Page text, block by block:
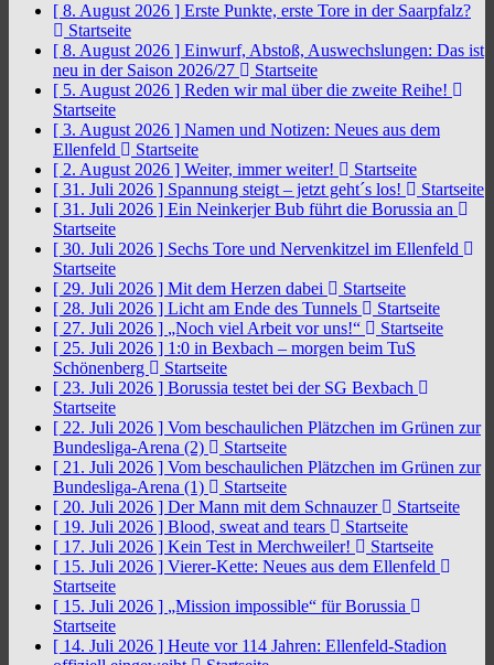
[ 8. August 2026 ] Erste Punkte, erste Tore in der Saarpfalz?
Startseite
[ 8. August 2026 ] Einwurf, Abstoß, Auswechslungen: Das ist
neu in der Saison 2026/27
Startseite
[ 5. August 2026 ] Reden wir mal über die zweite Reihe!
Startseite
[ 3. August 2026 ] Namen und Notizen: Neues aus dem
Ellenfeld
Startseite
[ 2. August 2026 ] Weiter, immer weiter!
Startseite
[ 31. Juli 2026 ] Spannung steigt – jetzt geht´s los!
Startseite
[ 31. Juli 2026 ] Ein Neinkerjer Bub führt die Borussia an
Startseite
[ 30. Juli 2026 ] Sechs Tore und Nervenkitzel im Ellenfeld
Startseite
[ 29. Juli 2026 ] Mit dem Herzen dabei
Startseite
[ 28. Juli 2026 ] Licht am Ende des Tunnels
Startseite
[ 27. Juli 2026 ] „Noch viel Arbeit vor uns!“
Startseite
[ 25. Juli 2026 ] 1:0 in Bexbach – morgen beim TuS
Schönenberg
Startseite
[ 23. Juli 2026 ] Borussia testet bei der SG Bexbach
Startseite
[ 22. Juli 2026 ] Vom beschaulichen Plätzchen im Grünen zur
Bundesliga-Arena (2)
Startseite
[ 21. Juli 2026 ] Vom beschaulichen Plätzchen im Grünen zur
Bundesliga-Arena (1)
Startseite
[ 20. Juli 2026 ] Der Mann mit dem Schnauzer
Startseite
[ 19. Juli 2026 ] Blood, sweat and tears
Startseite
[ 17. Juli 2026 ] Kein Test in Merchweiler!
Startseite
[ 15. Juli 2026 ] Vierer-Kette: Neues aus dem Ellenfeld
Startseite
[ 15. Juli 2026 ] „Mission impossible“ für Borussia
Startseite
[ 14. Juli 2026 ] Heute vor 114 Jahren: Ellenfeld-Stadion